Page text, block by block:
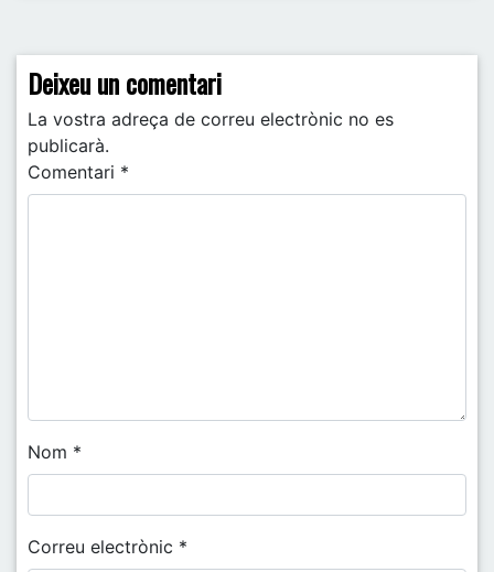
Deixeu un comentari
La vostra adreça de correu electrònic no es
publicarà.
Comentari *
Nom *
Correu electrònic *